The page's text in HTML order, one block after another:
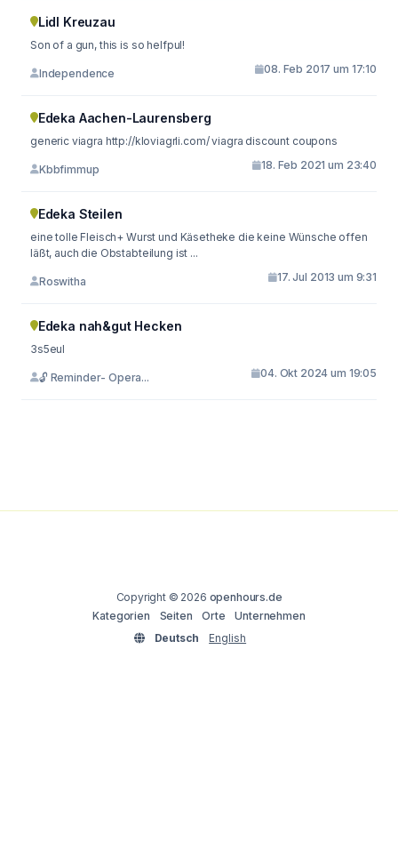
Lidl Kreuzau
Son of a gun, this is so helfpul!
Independence 08. Feb 2017 um 17:10
Edeka Aachen-Laurensberg
generic viagra http://kloviagrli.com/ viagra discount coupons
Kbbfimmup 18. Feb 2021 um 23:40
Edeka Steilen
eine tolle Fleisch+ Wurst und Käsetheke die keine Wünsche offen
läßt, auch die Obstabteilung ist ...
Roswitha 17. Jul 2013 um 9:31
Edeka nah&gut Hecken
3s5eul
🔓 Reminder- Opera... 04. Okt 2024 um 19:05
Copyright © 2026 openhours.de
Kategorien
Seiten Orte
Unternehmen
Deutsch
English